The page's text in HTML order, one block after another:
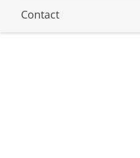
Contact